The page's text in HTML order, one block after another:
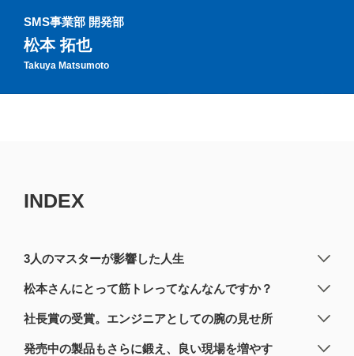
SMS事業部 開発部
松本 拓也
Takuya Matsumoto
INDEX
3人のマスターが影響した人生
松本さんにとって筋トレってなんなんですか？
社長賞の受賞。エンジニアとしての腕の見せ所
発売中の製品もさらに鍛え、良い現場を増やす